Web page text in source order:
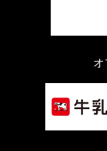
オ